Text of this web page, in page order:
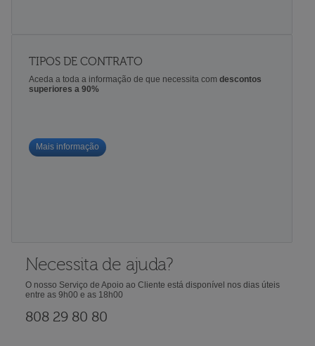
TIPOS DE CONTRATO
Aceda a toda a informação de que necessita com descontos
superiores a 90%
Mais informação
Necessita de ajuda?
O nosso Serviço de Apoio ao Cliente está disponível nos dias úteis
entre as 9h00 e as 18h00
808 29 80 80